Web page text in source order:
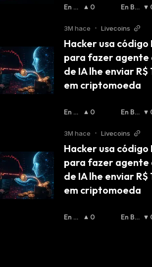
En Al
0
En Baj
3M hace • Livecoins
Hacker usa código
para fazer agente
de IA lhe enviar R$
em criptomoeda
En Al
0
En Baj
3M hace • Livecoins
Hacker usa código
para fazer agente
de IA lhe enviar R$
em criptomoeda
En Al
0
En Baj